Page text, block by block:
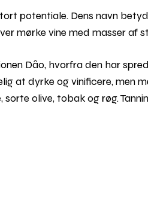
potentiale. Dens navn
mørke vine med masser af
Dâo, hvorfra den har
at dyrke og vinificere, men
olive, tobak og røg.